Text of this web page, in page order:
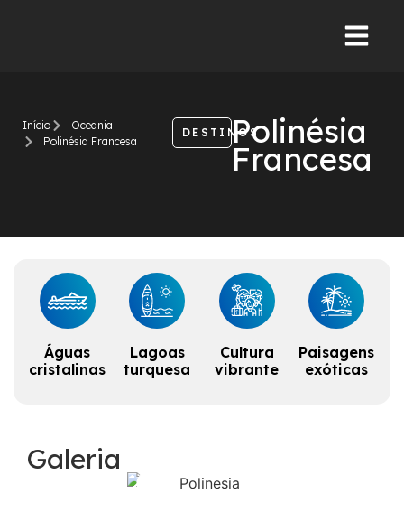
Início
Oceania
Polinésia Francesa
DESTINOSPolinésia
Francesa
Águas
cristalinas
Lagoas
turquesa
Cultura
vibrante
Paisagens
exóticas
Galeria